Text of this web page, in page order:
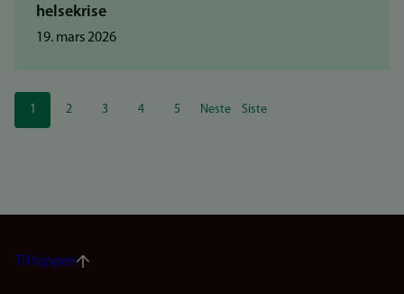
helsekrise
19. mars 2026
Sider
Nåværende
side
1 Side
2 Side
3 Side
4 Side
5
Neste
Neste
Siste
Siste
Til toppen